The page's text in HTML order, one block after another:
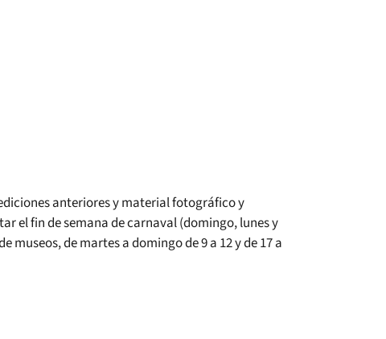
anteriores y material fotográfico y
el fin de semana de carnaval (domingo, lunes y
museos, de martes a domingo de 9 a 12 y de 17 a